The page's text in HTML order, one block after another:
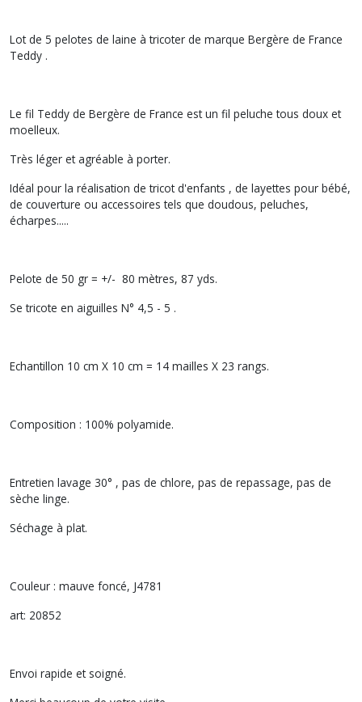
Lot de 5 pelotes de laine à tricoter de marque Bergère de France
Teddy .
Le fil Teddy de Bergère de France est un fil peluche tous doux et
moelleux.
Très léger et agréable à porter.
Idéal pour la réalisation de tricot d'enfants , de layettes pour bébé,
de couverture ou accessoires tels que doudous, peluches,
écharpes.....
Pelote de 50 gr = +/- 80 mètres, 87 yds.
Se tricote en aiguilles N° 4,5 - 5 .
Echantillon 10 cm X 10 cm = 14 mailles X 23 rangs.
Composition : 100% polyamide.
Entretien lavage 30° , pas de chlore, pas de repassage, pas de
sèche linge.
Séchage à plat.
Couleur : mauve foncé, J4781
art: 20852
Envoi rapide et soigné.